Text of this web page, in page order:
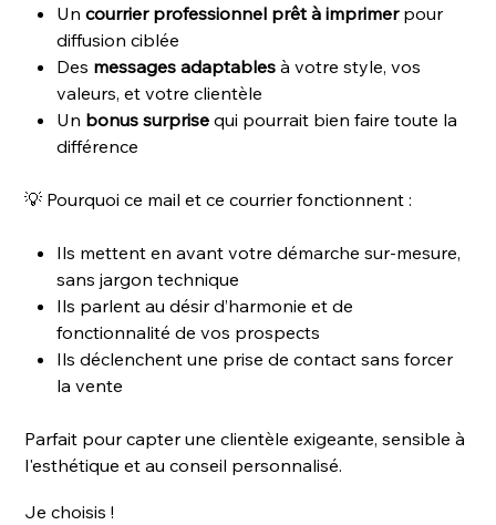
Uncourrier professionnel prêt à imprimerpour
diffusion ciblée
Des messages adaptables à votre style, vos
valeurs, et votre clientèle
Un bonus surprise qui pourrait bien faire toute la
différence
💡 Pourquoi ce mail et ce courrier fonctionnent :
Ils mettent en avant votre démarche sur-mesure,
sans jargon technique
Ils parlent au désir d’harmonie et de
fonctionnalité de vos prospects
Ils déclenchent une prise de contact sans forcer
la vente
Parfait pour capter une clientèle exigeante, sensible à
l'esthétique et au conseil personnalisé.
Je choisis !